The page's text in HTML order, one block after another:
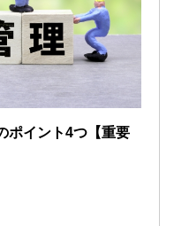
ポイント4つ【重要